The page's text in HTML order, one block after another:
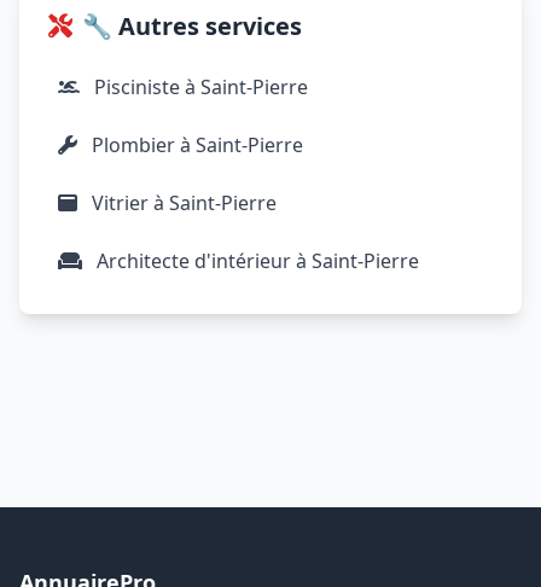
🔧 Autres services
Pisciniste à Saint-Pierre
Plombier à Saint-Pierre
Vitrier à Saint-Pierre
Architecte d'intérieur à Saint-Pierre